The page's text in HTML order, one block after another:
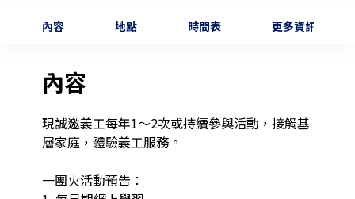
內容 地點 時間表 更多資訊
內容
現誠邀義工每年1～2次或持續參與活動，接觸基
層家庭，體驗義工服務。
一團火活動預告：